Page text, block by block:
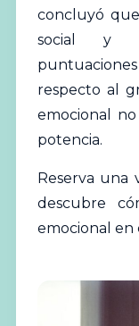
concluyó
social y
puntuaciones
respecto al
emocional
potencia.
Reserva una
descubre
emocional en